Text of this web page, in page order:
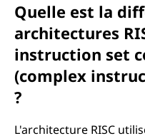
Quelle est la
architectures
instruction set
(complex
?
L'architecture RISC